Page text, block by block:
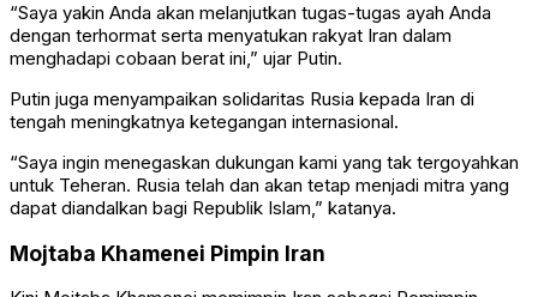
“Saya yakin Anda akan melanjutkan tugas-tugas ayah Anda
dengan terhormat serta menyatukan rakyat Iran dalam
menghadapi cobaan berat ini,” ujar Putin.
Putin juga menyampaikan solidaritas Rusia kepada Iran di
tengah meningkatnya ketegangan internasional.
“Saya ingin menegaskan dukungan kami yang tak tergoyahkan
untuk Teheran. Rusia telah dan akan tetap menjadi mitra yang
dapat diandalkan bagi Republik Islam,” katanya.
Mojtaba Khamenei Pimpin Iran